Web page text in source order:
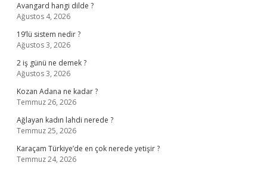
Avangard hangi dilde ?
Ağustos 4, 2026
19’lü sistem nedir ?
Ağustos 3, 2026
2 iş günü ne demek ?
Ağustos 3, 2026
Kozan Adana ne kadar ?
Temmuz 26, 2026
Ağlayan kadın lahdi nerede ?
Temmuz 25, 2026
Karaçam Türkiye’de en çok nerede yetişir ?
Temmuz 24, 2026